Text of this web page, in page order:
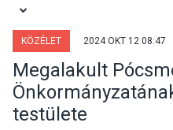
KÖZÉLET 2024 OKT 12 08:47
Megalakult
testülete